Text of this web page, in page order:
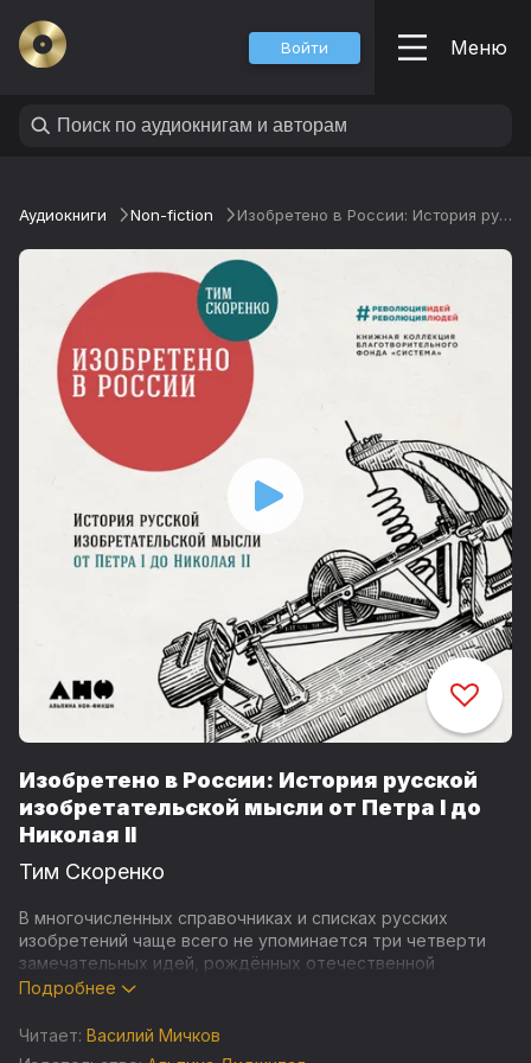
Войти Меню
Аудиокниги Non-fiction Изобретено в России: История русской изобретательской мысли от Петра I до Николая II
Изобретено в России: История русской
изобретательской мысли от Петра I до
Николая II
Тим Скоренко
В многочисленных справочниках и списках русских
изобретений чаще всего не упоминается три четверти
замечательных идей, рождённых отечественной
изобретательской мыслью, зато обнаруживается, что мы
и баллистическую ракету (ни в коем случае).
Подробнее
Читает: Василий Мичков